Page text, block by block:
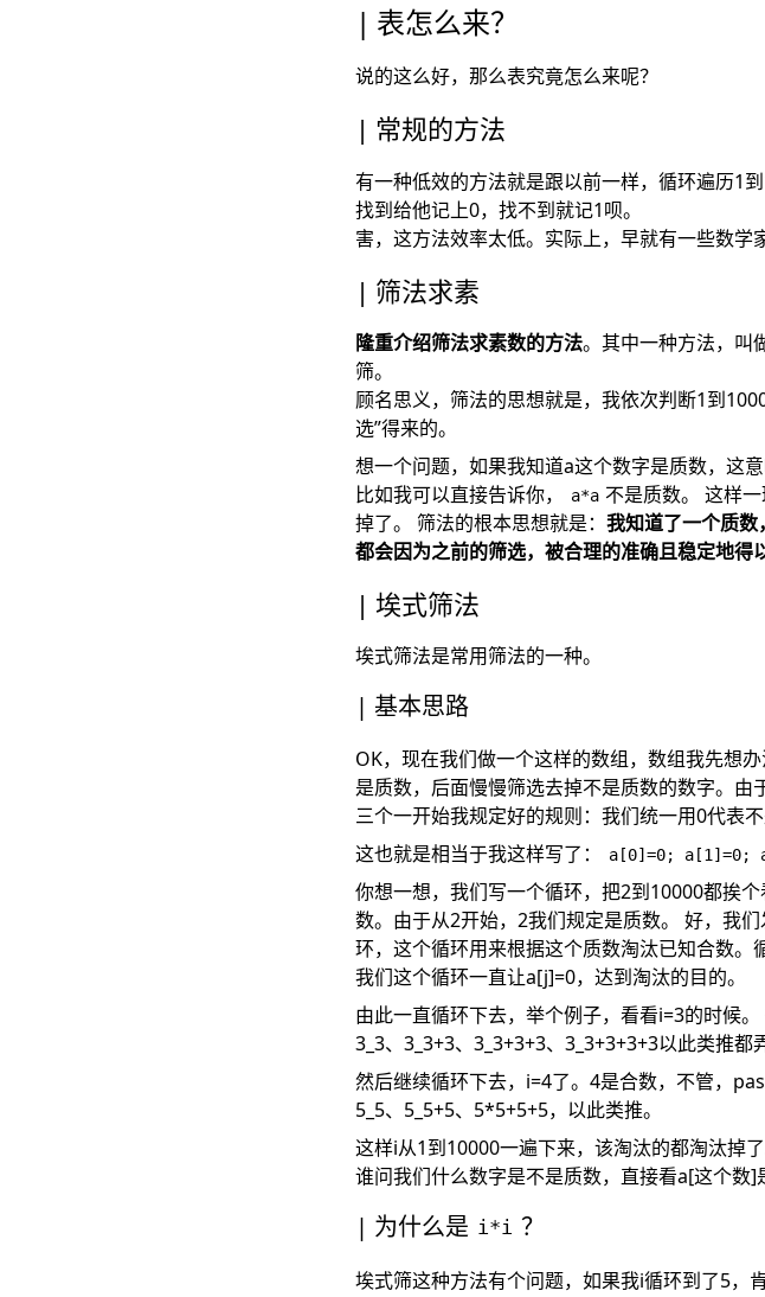
表怎么来？
说的这么好，那么表究竟怎么来呢？
常规的方法
有一种低效的方法就是跟以前一样，循环遍历1
找到给他记上0，找不到就记1呗。
害，这方法效率太低。实际上，早就有一些数学
筛法求素
隆重介绍筛法求素数的方法。其中一种方法，叫
筛。
顾名思义，筛法的思想就是，我依次判断1到
选”得来的。
想一个问题，如果我知道a这个数字是质数，这
比如我可以直接告诉你，
a*a 不是质数。 这样
掉了。 筛法的根本思想就是：我知道了一个质
都会因为之前的筛选，被合理的准确且稳定地得
埃式筛法
埃式筛法是常用筛法的一种。
基本思路
OK，现在我们做一个这样的数组，数组我先想
是质数，后面慢慢筛选去掉不是质数的数字。
三个一开始我规定好的规则：我们统一用0代表不
这也就是相当于我这样写了：
a[0]=0; a[1]=0;
你想一想，我们写一个循环，把2到10000都挨
数。由于从2开始，2我们规定是质数。 好，我
环，这个循环用来根据这个质数淘汰已知合数
我们这个循环一直让a[j]=0，达到淘汰的目的。
由此一直循环下去，举个例子，看看i=3的时候
3_3、3_3+3、3_3+3+3、3_3+3+3+3以此类推都
然后继续循环下去，i=4了。4是合数，不管，
5_5、5_5+5、5*5+5+5，以此类推。
这样i从1到10000一遍下来，该淘汰的都淘汰掉
谁问我们什么数字是不是质数，直接看a[这个数]
为什么是 i*i ？
埃式筛这种方法有个问题，如果我i循环到了5，